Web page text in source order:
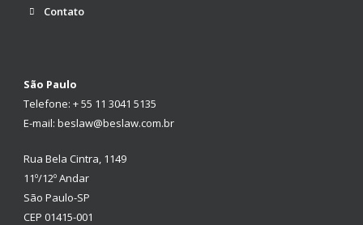
Contato
São Paulo
Telefone: + 55 11 3041 5135
E-mail: beslaw@beslaw.com.br
Rua Bela Cintra, 1149
11º/12º Andar
São Paulo-SP
CEP 01415-001